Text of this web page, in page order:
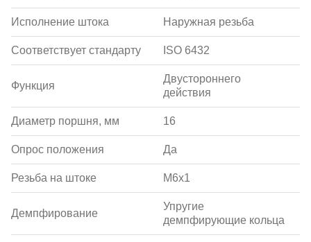
Исполнение штока Наружная резьба
Соответствует стандарту ISO 6432
Функция
Двустороннего
действия
Диаметр поршня, мм 16
Опрос положения Да
Резьба на штоке M6x1
Демпфирование
Упругие
демпфирующие кольца